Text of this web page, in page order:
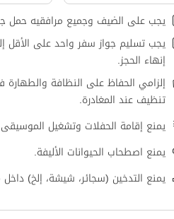
يجب على الضيف وجميع مرافقيه حمل
يجب تسليم جواز سفر واحد على
إنهاء الحجز.
إلزامي الحفاظ على النظافة
تنظيف عند المغادرة.
يمنع إقامة الحفلات وتشغيل
يمنع اصطحاب الحيوانات الأليفة.
يمنع التدخين (سجائر، شيشة، إلخ) داخل